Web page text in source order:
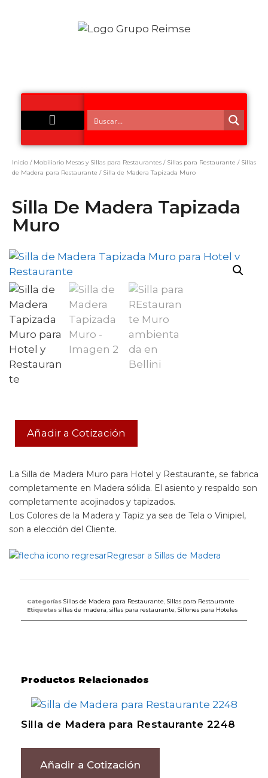
Inicio / Mobiliario Mesas y Sillas para Restaurantes / Sillas para Restaurante / Sillas
de Madera para Restaurante / Silla de Madera Tapizada Muro
Silla De Madera Tapizada
Muro
Añadir a Cotización
La Silla de Madera Muro para Hotel y Restaurante, se fabrica
completamente en Madera sólida. El asiento y respaldo son
completamente acojinados y tapizados.
Los Colores de la Madera y Tapiz ya sea de Tela o Vinipiel,
son a elección del Cliente.
Regresar a Sillas de Madera
Categorías Sillas de Madera para Restaurante Sillas para Restaurante
Etiquetas sillas de madera sillas para restaurante Sillones para Hoteles
Productos Relacionados
Silla de Madera para Restaurante 2248
Añadir a Cotización